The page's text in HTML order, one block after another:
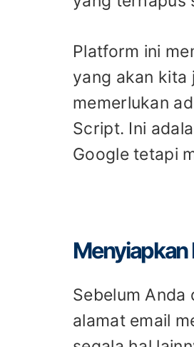
Platform ini
yang akan kita
memerlukan
Script. Ini
Google tetapi
Menyiapkan
Sebelum Anda
alamat email